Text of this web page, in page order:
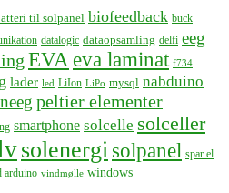
til solpanel biofeedback buck
datalogic dataopsamling delfi eeg
EVA eva laminat f734
lader led LiIon LiPo mysql nabduino
peltier elementer
smartphone solcelle solceller
solenergisolpanel spar el
arduino vindmølle windows